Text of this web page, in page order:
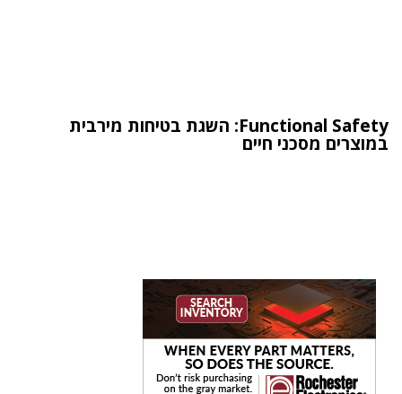
Functional Safety: השגת בטיחות מירבית
במוצרים מסכני חיים